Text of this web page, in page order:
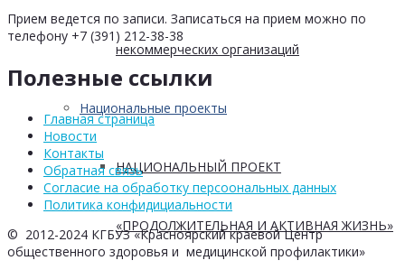
некоммерческих организаций
Национальные проекты
НАЦИОНАЛЬНЫЙ ПРОЕКТ
«ПРОДОЛЖИТЕЛЬНАЯ И АКТИВНАЯ ЖИЗНЬ»
Прием ведется по записи. Записаться на прием можно по
телефону +7 (391) 212-38-38
Полезные ссылки
Главная страница
Новости
Контакты
Обратная связь
Согласие на обработку персоональных данных
Политика конфидициальности
© 2012-2024 КГБУЗ «Красноярский краевой Центр
общественного здоровья и медицинской профилактики»